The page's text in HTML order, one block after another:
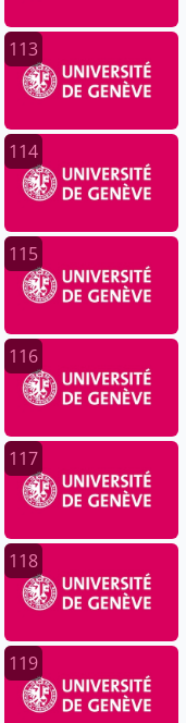
113
114
115
116
117
118
119